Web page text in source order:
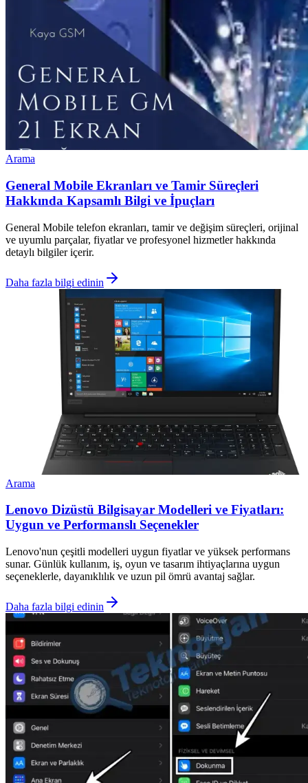
Arama
General Mobile Ekranları ve Tamir Süreçleri
Hakkında Kapsamlı Bilgi ve İpuçları
General Mobile telefon ekranları, tamir ve değişim süreçleri, orijinal
ve uyumlu parçalar, fiyatlar ve profesyonel hizmetler hakkında
detaylı bilgiler içerir.
Daha fazla bilgi edinin
Arama
Lenovo Dizüstü Bilgisayar Modelleri ve Fiyatları:
Uygun ve Performanslı Seçenekler
Lenovo'nun çeşitli modelleri uygun fiyatlar ve yüksek performans
sunar. Günlük kullanım, iş, oyun ve tasarım ihtiyaçlarına uygun
seçeneklerle, dayanıklılık ve uzun pil ömrü avantaj sağlar.
Daha fazla bilgi edinin